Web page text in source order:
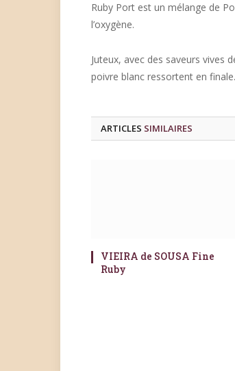
Ruby Port est un mélange de
l’oxygène.
Juteux, avec des saveurs vives
poivre blanc ressortent en finale.
ARTICLES SIMILAIRES
VIEIRA de SOUSA Fine
Ruby